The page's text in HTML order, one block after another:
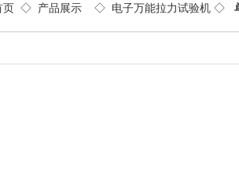
页 ◇ 产品展示 ◇ 电子万能拉力试验机 ◇